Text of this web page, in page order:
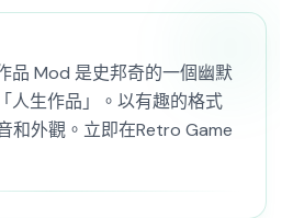
品 Mod 是史邦奇的一個幽默
人生作品」。以有趣的格式
和外觀。立即在Retro Game